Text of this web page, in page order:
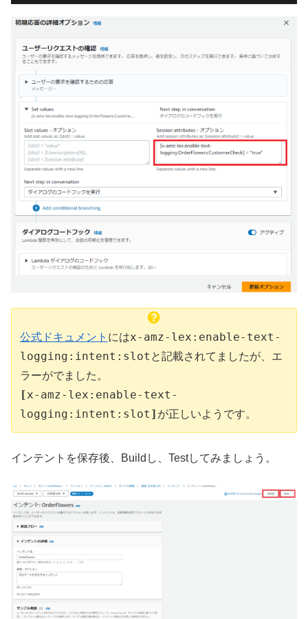
公式ドキュメント にはx-amz-lex:enable-text-
logging: intent : slot と記載されてましたが、エ
ラーがでました。
[x-amz-lex:enable-text-
logging: intent : slot ] が正しいようです。
インテントを保存後、Buildし、Testしてみましょう。